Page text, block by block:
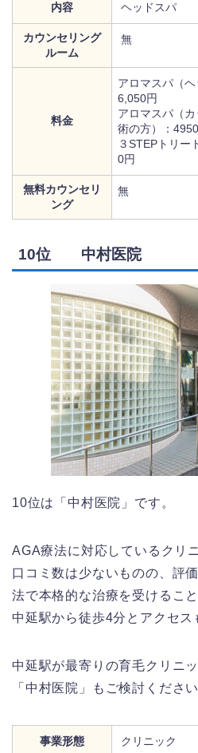
内容 ヘッドスパ
カウンセリング
ルーム
無
料金
アロマスパ（
6,050円
アロマスパ（
術の方）：
３STEPトリー
0円
無料カウンセリ
ング
無
10位 中村医院
10位は「中村医院」です。
AGA療法に対応しているクリ
口コミ数は少ないものの、評
法で本格的な治療を受けるこ
中延駅から徒歩4分とアクセス
中延駅が最寄りの育毛クリニ
「中村医院」もご検討ください
事業形態 クリニック